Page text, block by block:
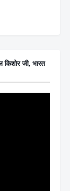
जी, भारत